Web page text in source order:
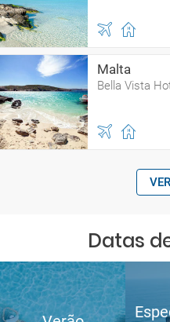
Malta
Bella Vista
Datas